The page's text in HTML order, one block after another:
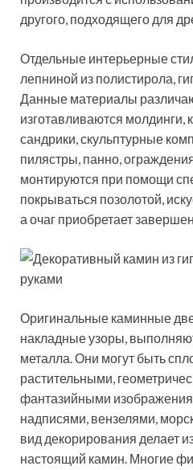
другого, подходящего для
Отдельные интерьерные
лепниной из полистирола,
Данные материалы
изготавливаются молдинги,
сандрики, скульптурные
пилястры, панно,
монтируются при помощи
покрываться позолотой,
а очаг приобретает
Оригинальные каминные
накладные узоры,
металла. Они могут быть
растительными,
фантазийными
надписями, вензелями,
вид декорирования делает
настоящий камин. Многие